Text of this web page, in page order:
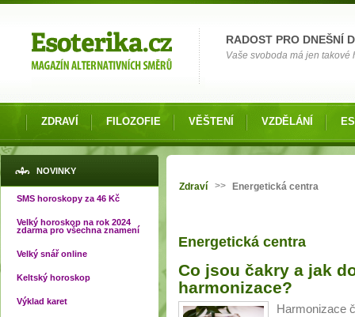
RADOST PRO DNEŠNÍ
Vaše svoboda má jen takové
ZDRAVÍ FILOZOFIE VĚŠTENÍ VZDĚLÁNÍ
NOVINKY
SMS horoskopy za 46 Kč
Velký horoskop na rok 2024
zdarma pro všechna znamení
Velký snář online
Keltský horoskop
Výklad karet
Zdraví >> Energetická centra
Energetická centra
Co jsou čakry a jak
harmonizace?
Harmonizace